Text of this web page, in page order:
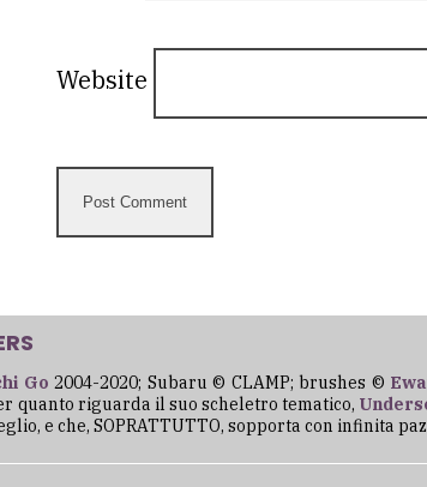
Website
Go 2004-2020; Subaru © CLAMP; brushes ©
quanto riguarda il suo scheletro tematico,
e che, SOPRATTUTTO, sopporta con infinita